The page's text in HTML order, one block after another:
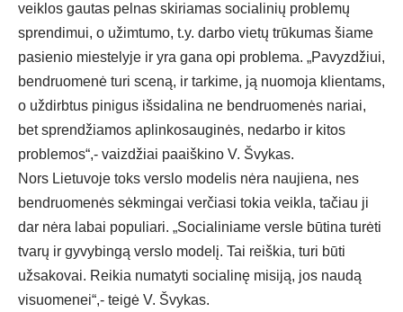
veiklos gautas pelnas skiriamas socialinių problemų
sprendimui, o užimtumo, t.y. darbo vietų trūkumas šiame
pasienio miestelyje ir yra gana opi problema. „Pavyzdžiui,
bendruomenė turi sceną, ir tarkime, ją nuomoja klientams,
o uždirbtus pinigus išsidalina ne bendruomenės nariai,
bet sprendžiamos aplinkosauginės, nedarbo ir kitos
problemos“,- vaizdžiai paaiškino V. Švykas.
Nors Lietuvoje toks verslo modelis nėra naujiena, nes
bendruomenės sėkmingai verčiasi tokia veikla, tačiau ji
dar nėra labai populiari. „Socialiniame versle būtina turėti
tvarų ir gyvybingą verslo modelį. Tai reiškia, turi būti
užsakovai. Reikia numatyti socialinę misiją, jos naudą
visuomenei“,- teigė V. Švykas.